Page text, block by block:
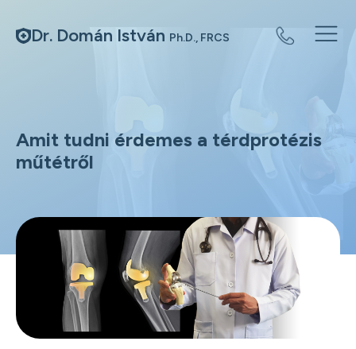
Dr. Domán István Ph.D., FRCS
Amit tudni érdemes a térdprotézis
műtétről